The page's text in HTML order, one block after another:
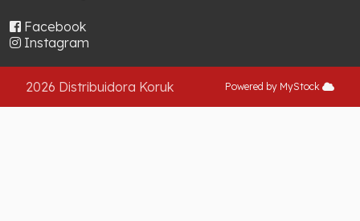
Facebook
Instagram
2026 Distribuidora Koruk Powered by MyStock